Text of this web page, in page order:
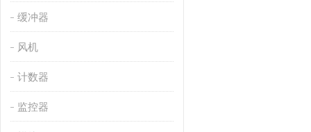
缓冲器
风机
计数器
监控器